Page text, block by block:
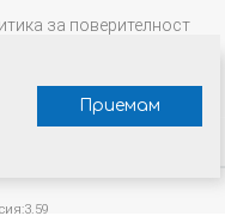
Приемам
за поверителност